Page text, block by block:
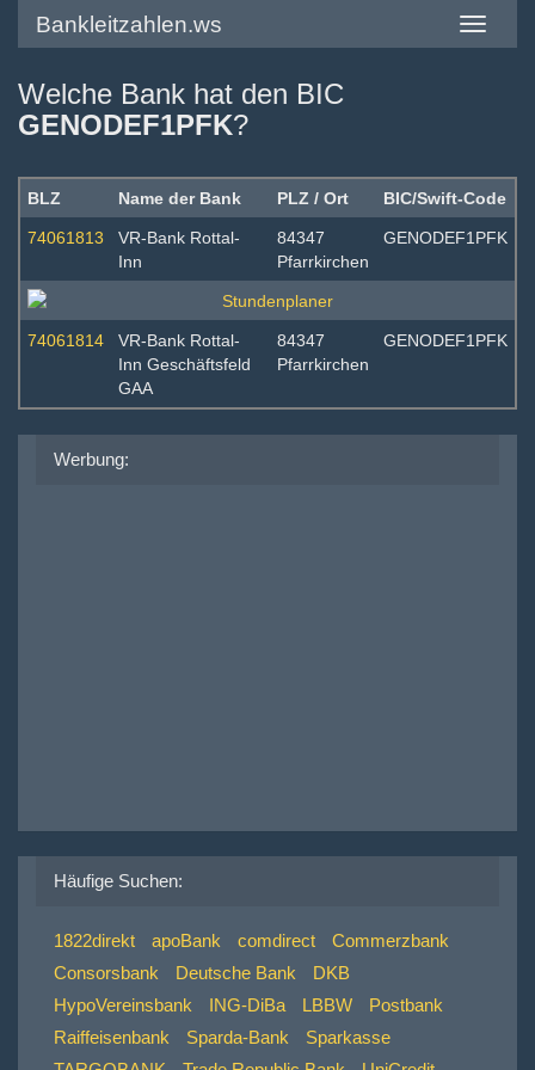
Toggle
Bankleitzahlen.ws
Welche Bank hat den BIC
GENODEF1PFK?
BLZ Name der Bank PLZ / Ort BIC/Swift-Code
74061813
VR-Bank Rottal-
Inn
84347
Pfarrkirchen
GENODEF1PFK
74061814
VR-Bank Rottal-
Inn Geschäftsfeld
GAA
84347
Pfarrkirchen
GENODEF1PFK
Werbung:
Häufige Suchen:
1822direkt apoBank comdirect
Commerzbank
Consorsbank
Deutsche Bank
DKB
HypoVereinsbank
ING-DiBa LBBW
Postbank
Raiffeisenbank
Sparda-Bank
Sparkasse